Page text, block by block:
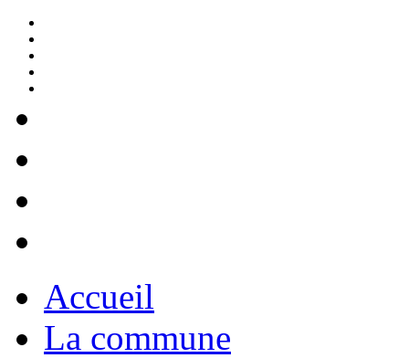
Accueil
La commune